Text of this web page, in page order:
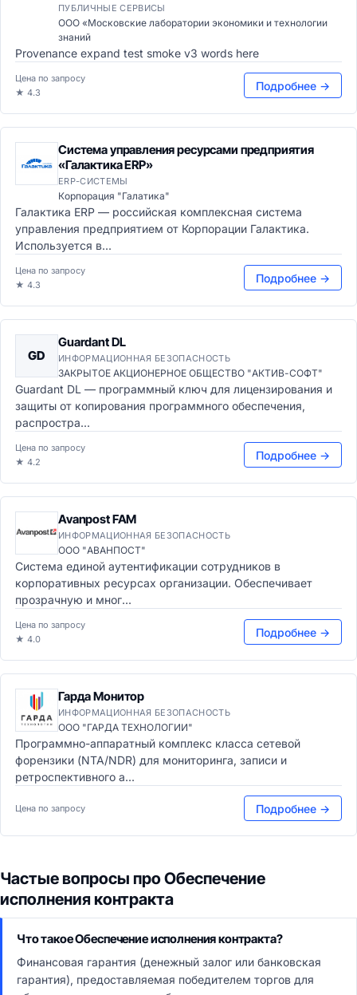
ПУБЛИЧНЫЕ СЕРВИСЫ
ООО «Московские лаборатории экономики и технологии
знаний
Provenance expand test smoke v3 words here
Цена по запросу
★ 4.3
Подробнее →
Система управления ресурсами предприятия
«Галактика ERP»
ERP-СИСТЕМЫ
Корпорация "Галатика"
Галактика ERP — российская комплексная система
управления предприятием от Корпорации Галактика.
Используется в...
Цена по запросу
★ 4.3
Подробнее →
GD
Guardant DL
ИНФОРМАЦИОННАЯ БЕЗОПАСНОСТЬ
ЗАКРЫТОЕ АКЦИОНЕРНОЕ ОБЩЕСТВО "АКТИВ-СОФТ"
Guardant DL — программный ключ для лицензирования и
защиты от копирования программного обеспечения,
распростра...
Цена по запросу
★ 4.2
Подробнее →
Avanpost FAM
ИНФОРМАЦИОННАЯ БЕЗОПАСНОСТЬ
ООО "АВАНПОСТ"
Система единой аутентификации сотрудников в
корпоративных ресурсах организации. Обеспечивает
прозрачную и мног...
Цена по запросу
★ 4.0
Подробнее →
Гарда Монитор
ИНФОРМАЦИОННАЯ БЕЗОПАСНОСТЬ
ООО "ГАРДА ТЕХНОЛОГИИ"
Программно-аппаратный комплекс класса сетевой
форензики (NTA/NDR) для мониторинга, записи и
ретроспективного а...
Цена по запросу Подробнее →
Частые вопросы про Обеспечение
исполнения контракта
Что такое Обеспечение исполнения контракта?
Финансовая гарантия (денежный залог или банковская
гарантия), предоставляемая победителем торгов для